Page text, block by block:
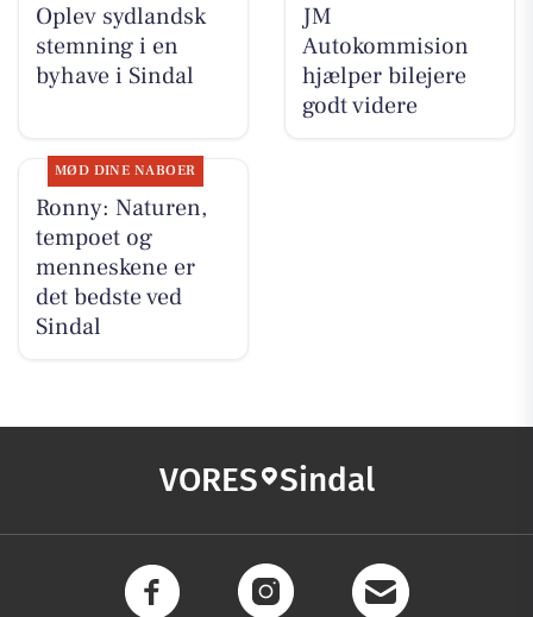
Oplev sydlandsk
stemning i en
byhave i Sindal
JM
Autokommision
hjælper bilejere
godt videre
MØD DINE NABOER
Ronny: Naturen,
tempoet og
menneskene er
det bedste ved
Sindal
VORES Sindal